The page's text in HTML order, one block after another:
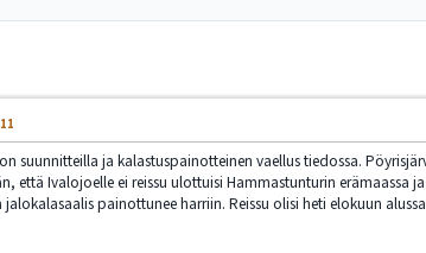
suunnitteilla ja kalastuspainotteinen vaellus tiedossa.
että Ivalojoelle ei reissu ulottuisi Hammastunturin
jalokalasaalis painottunee harriin. Reissu olisi heti elokuun